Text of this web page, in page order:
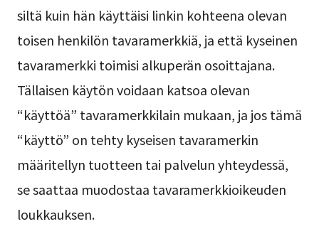
siltä kuin hän käyttäisi linkin kohteena olevan
toisen henkilön tavaramerkkiä, ja että kyseinen
tavaramerkki toimisi alkuperän osoittajana.
Tällaisen käytön voidaan katsoa olevan
“käyttöä” tavaramerkkilain mukaan, ja jos tämä
“käyttö” on tehty kyseisen tavaramerkin
määritellyn tuotteen tai palvelun yhteydessä,
se saattaa muodostaa tavaramerkkioikeuden
loukkauksen.